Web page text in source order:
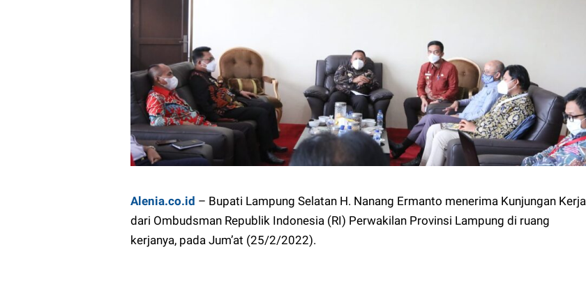
Alenia.co.id – Bupati Lampung Selatan H. Nanang Ermanto menerima Kunjungan Kerja
dari Ombudsman Republik Indonesia (RI) Perwakilan Provinsi Lampung di ruang
kerjanya, pada Jum’at (25/2/2022).